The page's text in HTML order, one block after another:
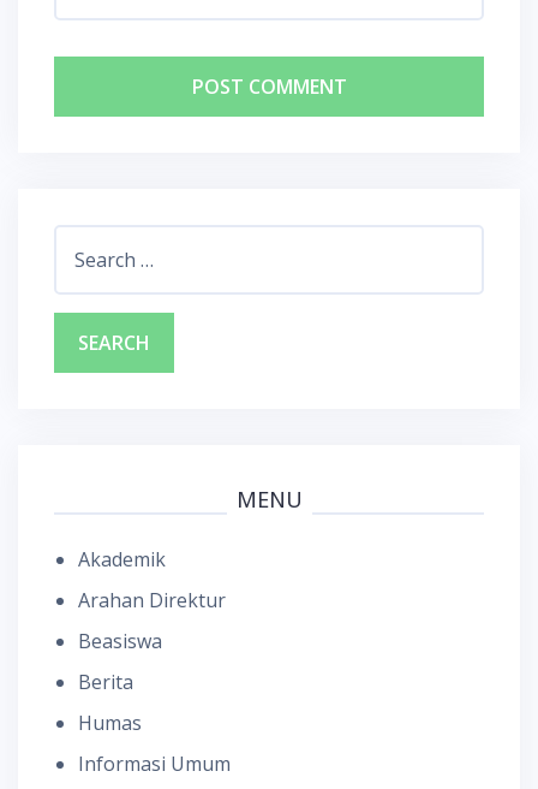
MENU
Akademik
Arahan Direktur
Beasiswa
Berita
Humas
Informasi Umum